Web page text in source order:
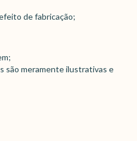
de fabricação;
são meramente ilustrativas e